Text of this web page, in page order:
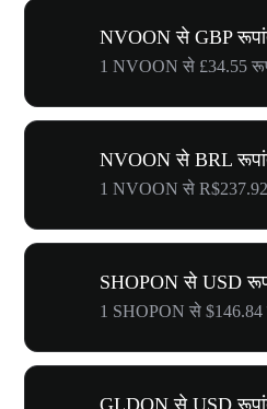
NVOON से GBP
1 NVOON से £34.55
NVOON से BRL
1 NVOON से
SHOPON से USD
1 SHOPON से $146.84
GLDON से USD